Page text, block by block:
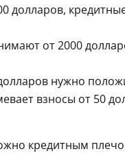
долларов,
от 2000
нужно
взносы от 50
кредитным